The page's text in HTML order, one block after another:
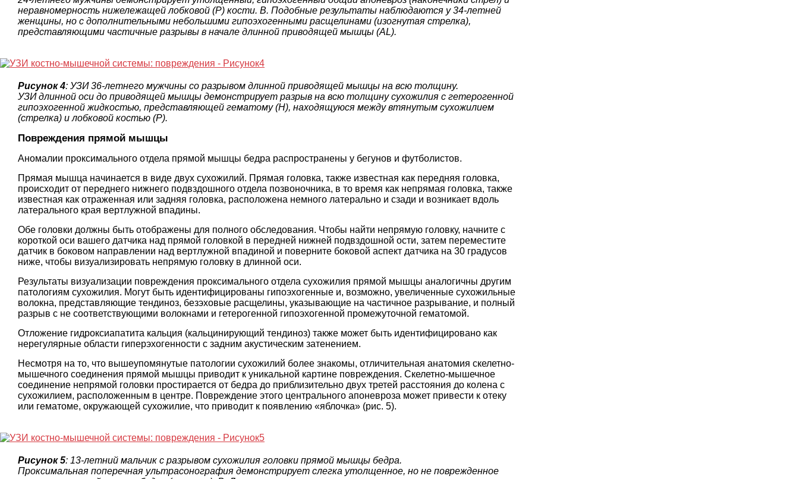
неравномерность нижележащей лобковой (P) кости. B. Подобные результаты наблюдаются у 34-летней
женщины, но с дополнительными небольшими гипоэхогенными расщелинами (изогнутая стрелка),
представляющими частичные разрывы в начале длинной приводящей мышцы (AL).
Рисунок 4: УЗИ 36-летнего мужчины со разрывом длинной приводящей мышцы на всю толщину.
УЗИ длинной оси до приводящей мышцы демонстрирует разрыв на всю толщину сухожилия с гетерогенной
гипоэхогенной жидкостью, представляющей гематому (H), находящуюся между втянутым сухожилием
(стрелка) и лобковой костью (P).
Повреждения прямой мышцы
Аномалии проксимального отдела прямой мышцы бедра распространены у бегунов и футболистов.
Прямая мышца начинается в виде двух сухожилий. Прямая головка, также известная как передняя головка,
происходит от переднего нижнего подвздошного отдела позвоночника, в то время как непрямая головка, также
известная как отраженная или задняя головка, расположена немного латерально и сзади и возникает вдоль
латерального края вертлужной впадины.
Обе головки должны быть отображены для полного обследования. Чтобы найти непрямую головку, начните с
короткой оси вашего датчика над прямой головкой в ​​передней нижней подвздошной ости, затем переместите
датчик в боковом направлении над вертлужной впадиной и поверните боковой аспект датчика на 30 градусов
ниже, чтобы визуализировать непрямую головку в длинной оси.
Результаты визуализации повреждения проксимального отдела сухожилия прямой мышцы аналогичны другим
патологиям сухожилия. Могут быть идентифицированы гипоэхогенные и, возможно, увеличенные сухожильные
волокна, представляющие тендиноз, безэховые расщелины, указывающие на частичное разрывание, и полный
разрыв с не соответствующими волокнами и гетерогенной гипоэхогенной промежуточной гематомой.
Отложение гидроксиапатита кальция (кальцинирующий тендиноз) также может быть идентифицировано как
нерегулярные области гиперэхогенности с задним акустическим затенением.
Несмотря на то, что вышеупомянутые патологии сухожилий более знакомы, отличительная анатомия скелетно-
мышечного соединения прямой мышцы приводит к уникальной картине повреждения. Скелетно-мышечное
соединение непрямой головки простирается от бедра до приблизительно двух третей расстояния до колена с
сухожилием, расположенным в центре. Повреждение этого центрального апоневроза может привести к отеку
или гематоме, окружающей сухожилие, что приводит к появлению «яблочка» (рис. 5).
Рисунок 5: 13-летний мальчик с разрывом сухожилия головки прямой мышцы бедра.
Проксимальная поперечная ультрасонография демонстрирует слегка утолщенное, но не поврежденное